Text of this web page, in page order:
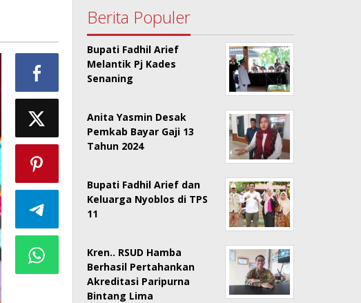
Berita Populer
Bupati Fadhil Arief
Melantik Pj Kades
Senaning
Anita Yasmin Desak
Pemkab Bayar Gaji 13
Tahun 2024
Bupati Fadhil Arief dan
Keluarga Nyoblos di TPS
11
Kren.. RSUD Hamba
Berhasil Pertahankan
Akreditasi Paripurna
Bintang Lima